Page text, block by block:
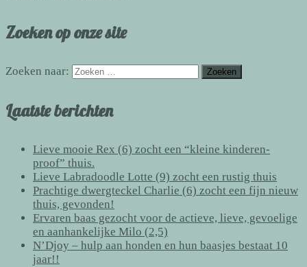
Zoeken op onze site
Zoeken naar:
Laatste berichten
Lieve mooie Rex (6) zocht een “kleine kinderen-
proof” thuis.
Lieve Labradoodle Lotte (9) zocht een rustig thuis
Prachtige dwergteckel Charlie (6) zocht een fijn nieuw
thuis, gevonden!
Ervaren baas gezocht voor de actieve, lieve, gevoelige
en aanhankelijke Milo (2,5)
N’Djoy – hulp aan honden en hun baasjes bestaat 10
jaar!!